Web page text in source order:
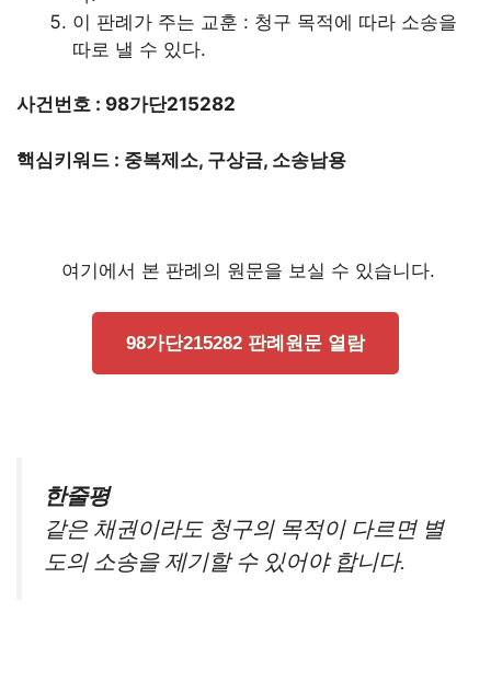
이 판례가 주는 교훈 : 청구 목적에 따라 소송을
따로 낼 수 있다.
사건번호 : 98가단215282
핵심키워드 : 중복제소, 구상금, 소송남용
여기에서 본 판례의 원문을 보실 수 있습니다.
98가단215282 판례원문 열람
한줄평
같은 채권이라도 청구의 목적이 다르면 별
도의 소송을 제기할 수 있어야 합니다.